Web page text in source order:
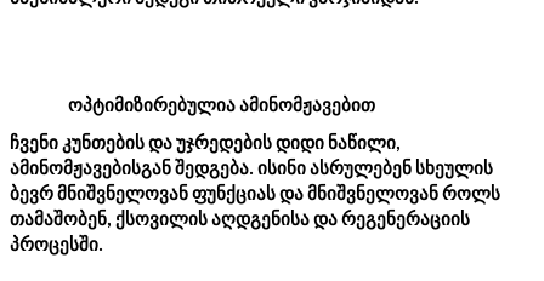
ოპტიმიზირებულია ამინომჟავებით
ჩვენი კუნთების და უჯრედების დიდი ნაწილი,
ამინომჟავებისგან შედგება. ისინი ასრულებენ სხეულის
ბევრ მნიშვნელოვან ფუნქციას და მნიშვნელოვან როლს
თამაშობენ, ქსოვილის აღდგენისა და რეგენერაციის
პროცესში.